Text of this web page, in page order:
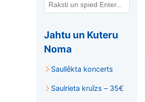
Jahtu un Kuteru
Noma
Saullēkta koncerts
Saulrieta kruīzs – 35€